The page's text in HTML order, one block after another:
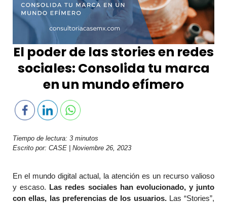
El poder de las stories en redes
sociales: Consolida tu marca
en un mundo efímero
Tiempo de lectura: 3 minutos
Escrito por: CASE | Noviembre 26, 2023
En el mundo digital actual, la atención es un recurso valioso
y escaso. Las redes sociales han evolucionado, y junto
con ellas, las preferencias de los usuarios.Las “Stories”,